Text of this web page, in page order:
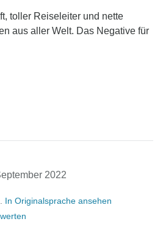
toller Reiseleiter und nette
aus aller Welt. Das Negative für
2022
In Originalsprache ansehen